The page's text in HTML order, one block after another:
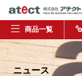
商品一覧
ニュース